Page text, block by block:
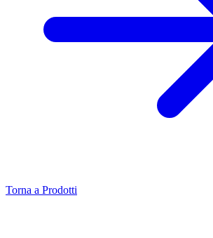
Torna a Prodotti